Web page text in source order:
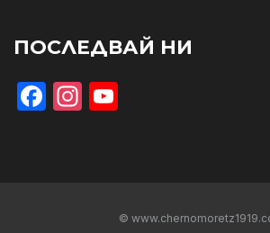
ПОСЛЕДВАЙ НИ
Facebook
Instagram
©